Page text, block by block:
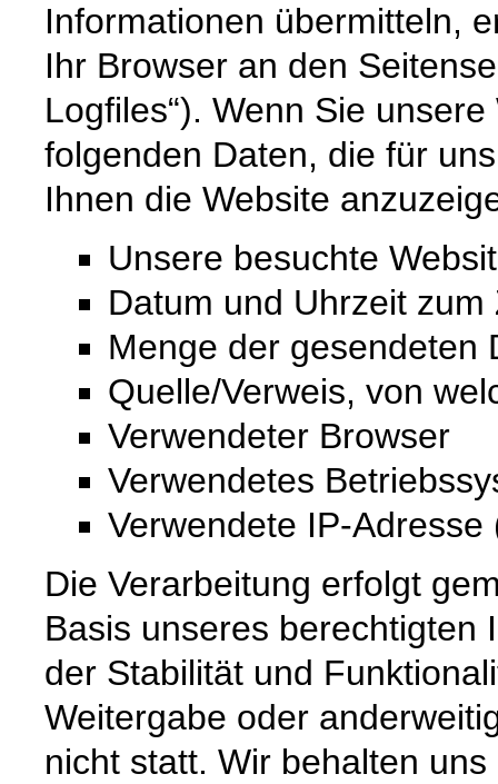
Informationen übermitteln,
Ihr Browser an den
Logfiles“). Wenn Sie
folgenden Daten, die für
Ihnen die Website
Unsere besuchte
Datum und Uhrzeit
Menge der gesendeten
Quelle/Verweis, von
Verwendeter Browser
Verwendetes
Verwendete IP-
Die Verarbeitung erfolgt
Basis unseres berechtigten
der Stabilität und
Weitergabe oder
nicht statt. Wir behalten